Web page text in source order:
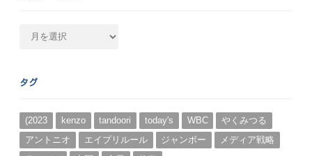
カ
ブ
タグ
(2023 kenzo tandoori today's WBC
やくみつる
アントニオ
エイプリルール ジャンボー
メディア戦略